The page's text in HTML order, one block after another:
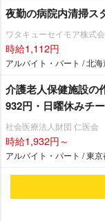
夜勤の病院内清掃ス
ワタキューセイモア株式
時給1,112円
アルバイト・パート / 北海
介護老人保健施設の
932円・日曜休みチ
社会医療法人財団 仁医会
時給1,932円～
アルバイト・パート / 東京